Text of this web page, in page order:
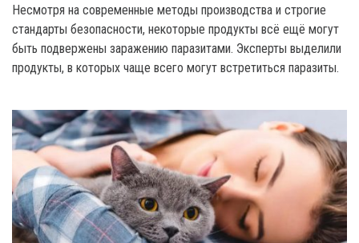
Несмотря на современные методы производства и строгие
стандарты безопасности, некоторые продукты всё ещё могут
быть подвержены заражению паразитами. Эксперты выделили
продукты, в которых чаще всего могут встретиться паразиты.